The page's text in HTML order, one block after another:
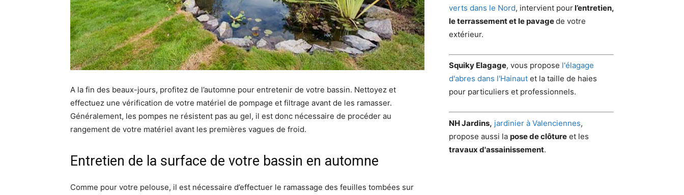
A la fin des beaux-jours, profitez de l’automne pour entretenir de votre bassin. Nettoyez et
effectuez une vérification de votre matériel de pompage et filtrage avant de les ramasser.
Généralement, les pompes ne résistent pas au gel, il est donc nécessaire de procéder au
rangement de votre matériel avant les premières vagues de froid.
Entretien de la surface de votre bassin en automne
Comme pour votre pelouse, il est nécessaire d’effectuer le ramassage des feuilles tombées sur
verts dans le Nord, intervient pourl’entretien,
le terrassement et le pavagede votre
extérieur.
Squiky Elagage, vous propose l'élagage
d'abres dans l'Hainaut et la taille de haies
pour particuliers et professionnels.
NH Jardins, jardinier à Valenciennes,
propose aussi la pose de clôture et les
travaux d'assainissement.